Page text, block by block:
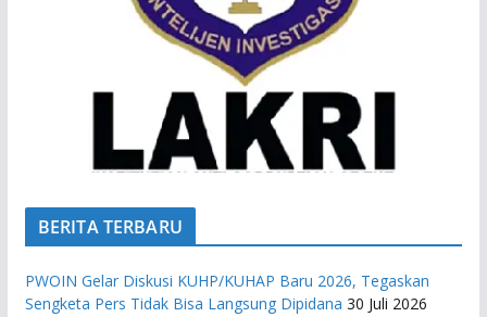
BERITA TERBARU
PWOIN Gelar Diskusi KUHP/KUHAP Baru 2026, Tegaskan
Sengketa Pers Tidak Bisa Langsung Dipidana 30 Juli 2026